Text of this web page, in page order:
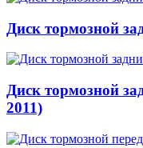
Диск тормозной
Диск тормозной
2011)